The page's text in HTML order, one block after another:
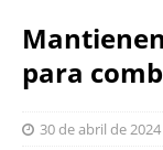
para
30 de abril de 2024